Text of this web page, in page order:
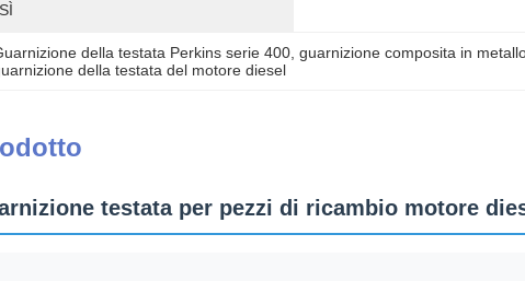
SÌ
della testata Perkins serie 400 , guarnizione composita in
della testata del motore diesel
testata per pezzi di ricambio motore